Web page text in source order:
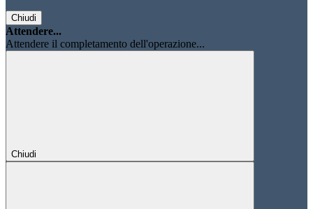
Chiudi
Attendere...
Attendere il completamento dell'operazione...
Chiudi